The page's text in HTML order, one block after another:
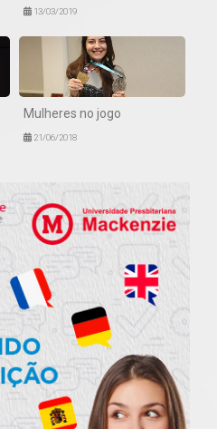
13/03/2019
Mulheres no jogo
21/06/2018